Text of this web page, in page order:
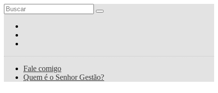
Fale comigo
Quem é o Senhor Gestão?